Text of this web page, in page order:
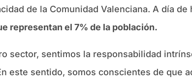
de la Comunidad Valenciana. A día de
representan el 7% de la población.
sector, sentimos la responsabilidad
este sentido, somos conscientes de que